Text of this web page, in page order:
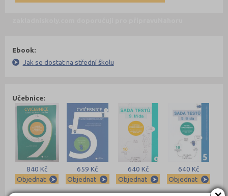
Ebook:
Jak se dostat na střední školu
Učebnice:
840 Kč
Objednat
659 Kč
Objednat
640 Kč
Objednat
640 Kč
Objednat